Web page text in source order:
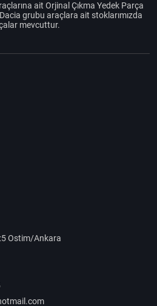
ait Orjinal Çıkma Yedek Parça
grubu araçlara ait stoklarımızda
mevcuttur.
Ostim/Ankara